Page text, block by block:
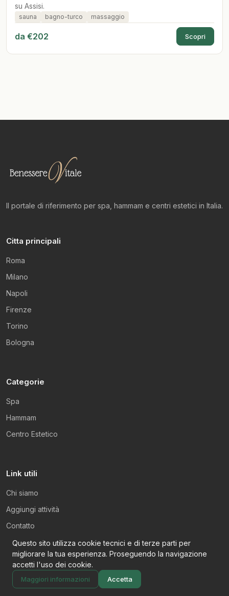
Questo sito utilizza cookie tecnici e di terze parti per
migliorare la tua esperienza. Proseguendo la navigazione
accetti l'uso dei cookie.
Maggiori informazioni Accetta
su Assisi.
sauna bagno-turco massaggio
da €202 Scopri
Il portale di riferimento per spa, hammam e centri estetici in Italia.
Citta principali
Roma
Milano
Napoli
Firenze
Torino
Bologna
Categorie
Spa
Hammam
Centro Estetico
Link utili
Chi siamo
Aggiungi attività
Contatto
Privacy Policy
Cookie Policy
© 2026 BenessereVitale.it — Tutti i diritti riservati.